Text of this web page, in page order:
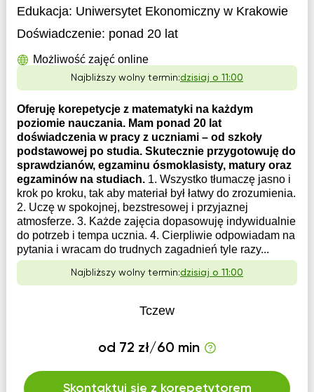
Edukacja: Uniwersytet Ekonomiczny w Krakowie
Doświadczenie: ponad 20 lat
Możliwość zajęć online
Najbliższy wolny termin:dzisiaj o 11:00
Oferuję korepetycje z matematyki na każdym
poziomie nauczania. Mam ponad 20 lat
doświadczenia w pracy z uczniami – od szkoły
podstawowej po studia. Skutecznie przygotowuję do
sprawdzianów, egzaminu ósmoklasisty, matury oraz
egzaminów na studiach. 1. Wszystko tłumaczę jasno i
krok po kroku, tak aby materiał był łatwy do zrozumienia.
2. Uczę w spokojnej, bezstresowej i przyjaznej
atmosferze. 3. Każde zajęcia dopasowuję indywidualnie
do potrzeb i tempa ucznia. 4. Cierpliwie odpowiadam na
pytania i wracam do trudnych zagadnień tyle razy...
Najbliższy wolny termin:dzisiaj o 11:00
Tczew
od 72 zł/60 min
Skontaktuj się z korepetytorem